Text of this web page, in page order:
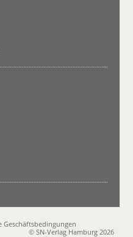
Geschäftsbedingungen
© SN-Verlag Hamburg 2026